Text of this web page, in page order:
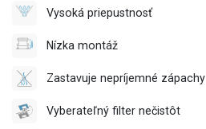
Vysoká priepustnosť
Nízka montáž
Zastavuje nepríjemné zápachy
Vyberateľný filter nečistôt